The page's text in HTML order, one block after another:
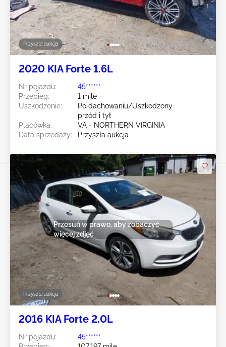
Przyszła aukcja
2020 KIA Forte 1.6L
Nr pojazdu:
45******
Przebieg:
1 mile
Uszkodzenie:
Po dachowaniu/Uszkodzony
przód i tył
Placówka:
VA - NORTHERN VIRGINIA
Data sprzedaży:
Przyszła aukcja
Przyszła aukcja
Przesuń w prawo, aby zobaczyć
więcej zdjęć
2016 KIA Forte 2.0L
Nr pojazdu:
45******